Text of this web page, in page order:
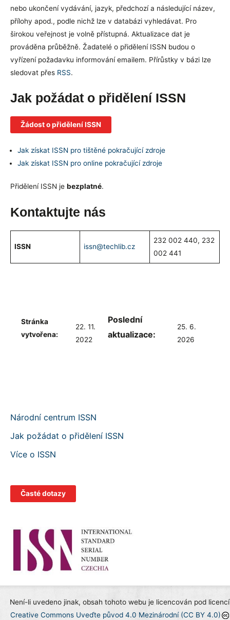
nebo ukončení vydávání, jazyk, předchozí a následující název,
přílohy apod., podle nichž lze v databázi vyhledávat. Pro
širokou veřejnost je volně přístupná. Aktualizace dat je
prováděna průběžně. Žadatelé o přidělení ISSN budou o
vyřízení požadavku informování emailem. Přírůstky v bázi lze
sledovat přes RSS.
Jak požádat o přidělení ISSN
Žádost o přidělení ISSN
Jak získat ISSN pro tištěné pokračující zdroje
Jak získat ISSN pro online pokračující zdroje
Přidělení ISSN je bezplatné.
Kontaktujte nás
ISSN issn@techlib.cz
232 002 440, 232
002 441
Stránka
vytvořena:
22. 11.
2022
Poslední
aktualizace:
25. 6.
2026
Národní centrum ISSN
Jak požádat o přidělení ISSN
Více o ISSN
Časté dotazy
Není-li uvedeno jinak, obsah tohoto webu je licencován pod licencí
Creative Commons Uveďte původ 4.0 Mezinárodní (CC BY 4.0)